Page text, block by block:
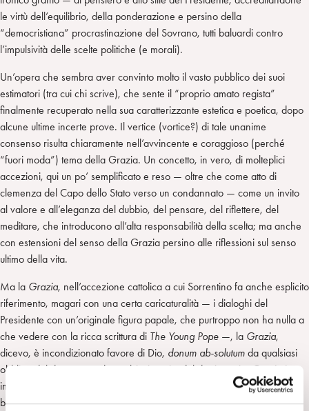
le virtù dell’equilibrio, della ponderazione e persino della
“democristiana” procrastinazione del Sovrano, tutti baluardi contro
l’impulsività delle scelte politiche (e morali).
Un’opera che sembra aver convinto molto il vasto pubblico dei suoi
estimatori (tra cui chi scrive), che sente il “proprio amato regista”
finalmente recuperato nella sua caratterizzante estetica e poetica, dopo
alcune ultime incerte prove. Il vertice (vortice?) di tale unanime
consenso risulta chiaramente nell’avvincente e coraggioso (perché
“fuori moda”) tema della Grazia. Un concetto, in vero, di molteplici
accezioni, qui un po’ semplificato e reso — oltre che come atto di
clemenza del Capo dello Stato verso un condannato — come un invito
al valore e all’eleganza del dubbio, del pensare, del riflettere, del
meditare, che introducono all’alta responsabilità della scelta; ma anche
con estensioni del senso della Grazia persino alle riflessioni sul senso
ultimo della vita.
Ma la Grazia, nell’accezione cattolica a cui Sorrentino fa anche esplicito
riferimento, magari con una certa caricaturalità — i dialoghi del
Presidente con un’originale figura papale, che purtroppo non ha nulla a
che vedere con la ricca scrittura di The Young Pope —, la Grazia,
dicevo, è incondizionato favore di Dio, donum ab-solutum da qualsiasi
obbligo del donatore e da qualsiasi merito del destinatario.Grazia
è
imperscrutabile percorso di concessione che promana dall’alto verso il
basso. Per cui, di contro alla torsione edulcorata, laicizzata e riflessiva